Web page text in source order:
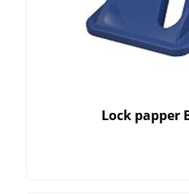
Lock papper